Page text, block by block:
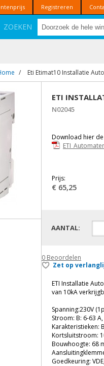
Registreren
ZOEKEN
/ Eti Etimat10 Installatie
ETI
N02045
Download hier
Prijs:
€ 65,25
AANTAL:
0 Beoordelen
Zet op
ETI Installatie
van 10kA
Spanning:230V
Stroom: B: 6-63
Karakteristieken:
Kortsluitstroom:
Bouwhoogte: 68
Goedkeuring: